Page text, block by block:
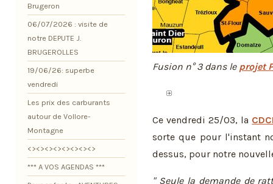
Fusion n° 3 dans le projet
Ce vendredi 25/03, la
sorte que pour l'instant
dessus, pour notre
" Seule la demande de
Brugeron
06/07/2026 : visite de
notre DEPUTE J.
BRUGEROLLES
19/06/26: superbe
vendredi
Les prix des carburants
autour de Vollore-
Montagne
<><><><><><><><>
*** A VOS AGENDAS ***